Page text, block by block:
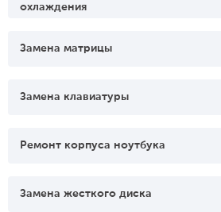
охлаждения
Замена матрицы
Замена клавиатуры
Ремонт корпуса ноутбука
Замена жесткого диска